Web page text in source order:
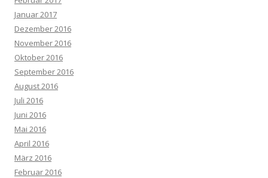
Januar 2017
Dezember 2016
November 2016
Oktober 2016
September 2016
August 2016
Juli 2016
Juni 2016
Mai 2016
April 2016
März 2016
Februar 2016